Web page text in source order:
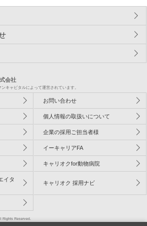
会社
キャピタルによって運営されています。
お問い合わせ
個人情報の取扱いについて
企業の採用ご担当者様
イーキャリアFA
キャリオクfor動物病院
イタ
キャリオク 採用ナビ
Rights Reserved.